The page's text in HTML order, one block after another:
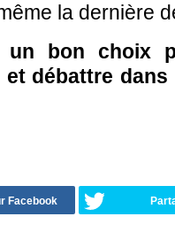
la dernière
un bon choix
débattre dans
Facebook